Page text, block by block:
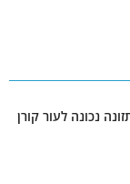
נכונה לעור קורן